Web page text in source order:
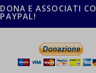
DONA E ASSOCIATI
PAYPAL!